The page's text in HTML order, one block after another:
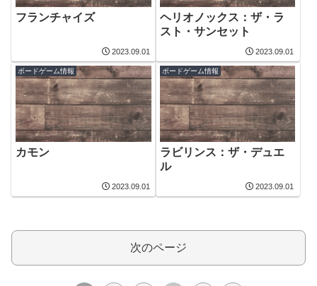
フランチャイズ
2023.09.01
ヘリオノックス：ザ・ラ
スト・サンセット
2023.09.01
ボードゲーム情報
カモン
2023.09.01
ボードゲーム情報
ラビリンス：ザ・デュエ
ル
2023.09.01
次のページ